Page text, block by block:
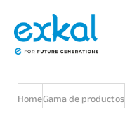
HomeGama de productos